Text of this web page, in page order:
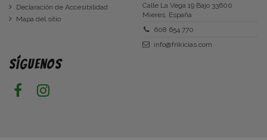
Declaración de Accesibilidad
Mapa del sitio
Calle La Vega 19 Bajo 33600
Mieres, España
608 654 770
info@frikicias.com
Síguenos